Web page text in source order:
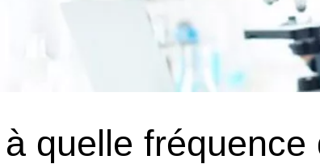
quelle fréquence